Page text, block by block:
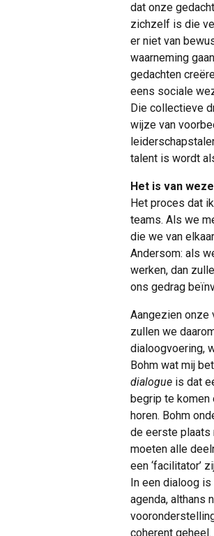
dat onze
zichzelf is die
er niet van
waarneming
gedachten
eens sociale
Die collectieve
wijze van
talent is wordt
Het is van
Het proces dat
teams. Als we
die we van
Andersom: als
werken, dan
ons gedrag
Aangezien onze
zullen we
dialoogvoering,
Bohm wat mij
dialogue is dat
begrip te komen
horen. Bohm
de eerste plaats
moeten alle
een ‘facilitator’
In een dialoog
agenda, althans
coherent